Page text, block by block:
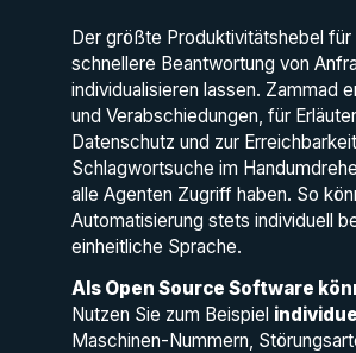
Der größte Produktivitätshebel
schnellere Beantwortung von
individualisieren lassen. Zammad
und Verabschiedungen, für
Datenschutz und zur
Schlagwortsuche im
alle Agenten Zugriff haben. So
Automatisierung stets individuell
einheitliche Sprache.
Als Open Source Software
Nutzen Sie zum Beispiel
Maschinen-Nummern,